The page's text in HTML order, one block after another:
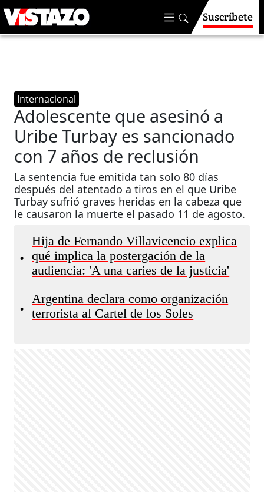
Suscríbete
Internacional
Adolescente que asesinó a
Uribe Turbay es sancionado
con 7 años de reclusión
La sentencia fue emitida tan solo 80 días
después del atentado a tiros en el que Uribe
Turbay sufrió graves heridas en la cabeza que
le causaron la muerte el pasado 11 de agosto.
•
Hija de Fernando Villavicencio explica
qué implica la postergación de la
audiencia: 'A una caries de la justicia'
•
Argentina declara como organización
terrorista al Cartel de los Soles